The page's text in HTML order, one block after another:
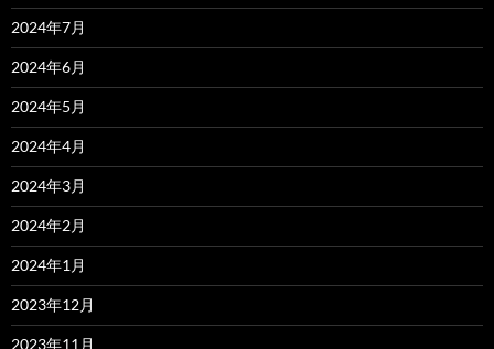
2024年7月
2024年6月
2024年5月
2024年4月
2024年3月
2024年2月
2024年1月
2023年12月
2023年11月